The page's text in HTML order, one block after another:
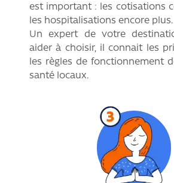
est important : les cotisations
les hospitalisations encore plus.
Un expert de votre
aider à choisir, il connait les
les règles de fonctionnement
santé locaux.